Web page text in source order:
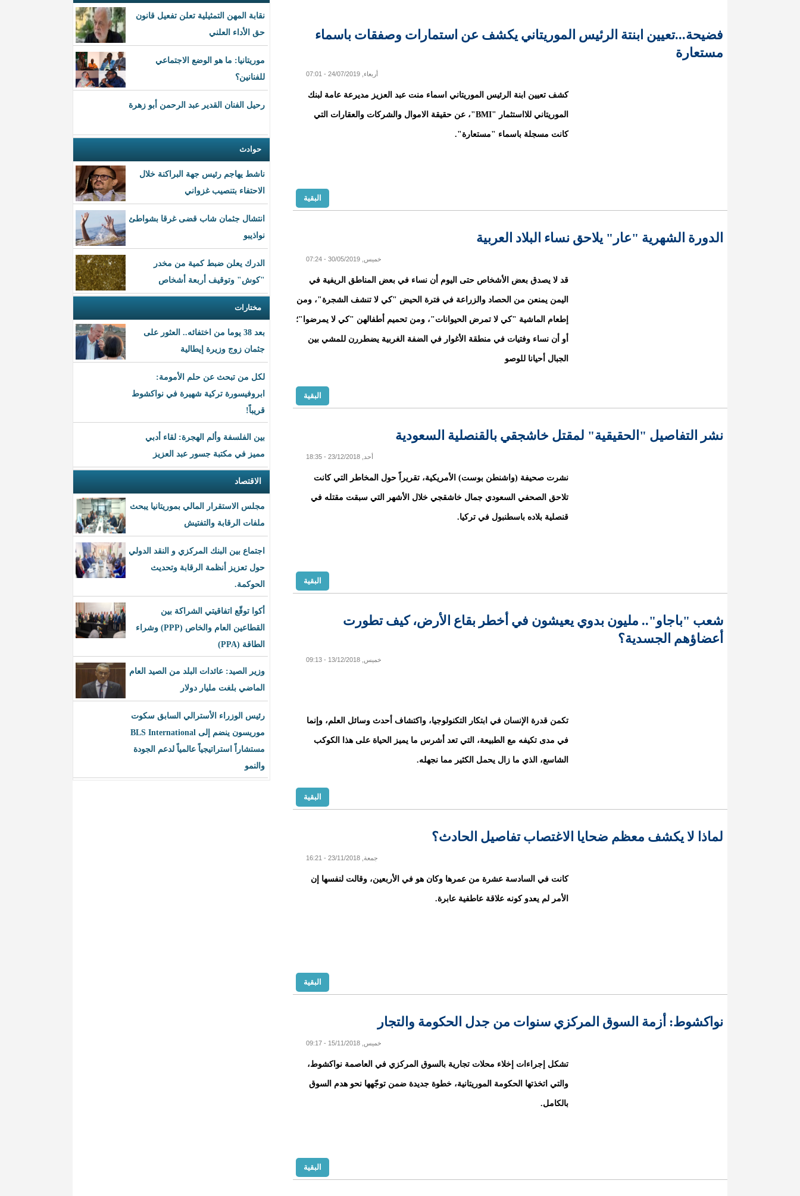
نقابة المهن التمثيلية تعلن تفعيل قانون
حق الأداء العلني
موريتانيا: ما هو الوضع الاجتماعي
للفنانين؟
رحيل الفنان القدير عبد الرحمن أبو زهرة
حوادث
ناشط يهاجم رئيس جهة البراكنة خلال
الاحتفاء بتنصيب غزواني
انتشال جثمان شاب قضى غرقا بشواطئ
نواذيبو
الدرك يعلن ضبط كمية من مخدر
"كوش" وتوقيف أربعة أشخاص
مختارات
بعد 38 يوما من اختفائه.. العثور على
جثمان زوج وزيرة إيطالية
لكل من تبحث عن حلم الأمومة:
ابروفيسورة تركية شهيرة في نواكشوط
قريباً!
بين الفلسفة وألم الهجرة: لقاء أدبي
مميز في مكتبة جسور عبد العزيز
الاقتصاد
مجلس الاستقرار المالي بموريتانيا يبحث
ملفات الرقابة والتفتيش
اجتماع بين البنك المركزي و النقد الدولي
حول تعزيز أنظمة الرقابة وتحديث
الحوكمة.
أكوا توقّع اتفاقيتي الشراكة بين
القطاعين العام والخاص (PPP) وشراء
الطاقة (PPA)
وزير الصيد: عائدات البلد من الصيد العام
الماضي بلغت مليار دولار
رئيس الوزراء الأسترالي السابق سكوت
موريسون ينضم إلى BLS International
مستشاراً استراتيجياً عالمياً لدعم الجودة
والنمو
فضيحة...تعيين ابنتة الرئيس الموريتاني يكشف عن استمارات وصفقات باسماء
مستعارة
أربعاء, 24/07/2019 - 07:01
كشف تعيين ابنة الرئيس الموريتاني اسماء منت عبد العزيز مديرعة عامة لبنك
الموريتاني للااستثمار "BMI"، عن حقيقة الاموال والشركات والعقارات التي
كانت مسجلة باسماء "مستعارة".
البقية
الدورة الشهرية "عار" يلاحق نساء البلاد العربية
خميس, 30/05/2019 - 07:24
قد لا يصدق بعض الأشخاص حتى اليوم أن نساء في بعض المناطق الريفية في
اليمن يمنعن من الحصاد والزراعة في فترة الحيض "كي لا تنشف الشجرة"، ومن
إطعام الماشية "كي لا تمرض الحيوانات"، ومن تحميم أطفالهن "كي لا يمرضوا"؛
أو أن نساء وفتيات في منطقة الأغوار في الضفة الغربية يضطررن للمشي بين
الجبال أحيانا للوصو
البقية
نشر التفاصيل "الحقيقية" لمقتل خاشجقي بالقنصلية السعودية
أحد, 23/12/2018 - 18:35
نشرت صحيفة (واشنطن بوست) الأمريكية، تقريراً حول المخاطر التي كانت
تلاحق الصحفي السعودي جمال خاشقجي خلال الأشهر التي سبقت مقتله في
قنصلية بلاده باسطنبول في تركيا.
البقية
شعب "باجاو".. مليون بدوي يعيشون في أخطر بقاع الأرض، كيف تطورت
أعضاؤهم الجسدية؟
خميس, 13/12/2018 - 09:13
تكمن قدرة الإنسان في ابتكار التكنولوجيا، واكتشاف أحدث وسائل العلم، وإنما
في مدى تكيفه مع الطبيعة، التي تعد أشرس ما يميز الحياة على هذا الكوكب
الشاسع، الذي ما زال يحمل الكثير مما نجهله.
البقية
لماذا لا يكشف معظم ضحايا الاغتصاب تفاصيل الحادث؟
جمعة, 23/11/2018 - 16:21
كانت في السادسة عشرة من عمرها وكان هو في الأربعين، وقالت لنفسها إن
الأمر لم يعدو كونه علاقة عاطفية عابرة.
البقية
نواكشوط: أزمة السوق المركزي سنوات من جدل الحكومة والتجار
خميس, 15/11/2018 - 09:17
تشكل إجراءات إخلاء محلات تجارية بالسوق المركزي في العاصمة نواكشوط،
والتي اتخذتها الحكومة الموريتانية، خطوة جديدة ضمن توجّهها نحو هدم السوق
بالكامل.
البقية